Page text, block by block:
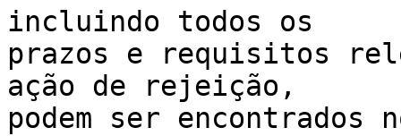
incluindo todos os
prazos e requisitos
ação de rejeição,
podem ser encontrados